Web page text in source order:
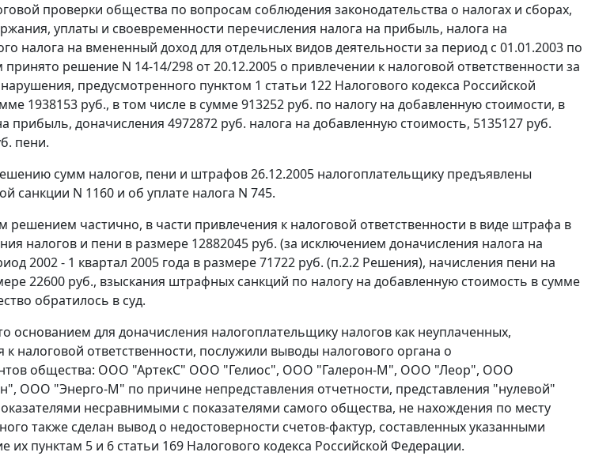
проверки общества по вопросам соблюдения законодательства о налогах и сборах,
уплаты и своевременности перечисления налога на прибыль, налога на
налога на вмененный доход для отдельных видов деятельности за период с 01.01.2003 по
решение N 14-14/298 от 20.12.2005 о привлечении к налоговой ответственности за
предусмотренного пунктом 1 статьи 122 Налогового кодекса Российской
1938153 руб., в том числе в сумме 913252 руб. по налогу на добавленную стоимости, в
прибыль, доначисления 4972872 руб. налога на добавленную стоимость, 5135127 руб.
пени.
сумм налогов, пени и штрафов 26.12.2005 налогоплательщику предъявлены
санкции N 1160 и об уплате налога N 745.
решением частично, в части привлечения к налоговой ответственности в виде штрафа в
налогов и пени в размере 12882045 руб. (за исключением доначисления налога на
2002 - 1 квартал 2005 года в размере 71722 руб. (п.2.2 Решения), начисления пени на
22600 руб., взыскания штрафных санкций по налогу на добавленную стоимость в сумме
обратилось в суд.
основанием для доначисления налогоплательщику налогов как неуплаченных,
налоговой ответственности, послужили выводы налогового органа о
общества: ООО "АртекС" ООО "Гелиос", ООО "Галерон-М", ООО "Леор", ООО
ООО "Энерго-М" по причине непредставления отчетности, представления "нулевой"
несравнимыми с показателями самого общества, не нахождения по месту
также сделан вывод о недостоверности счетов-фактур, составленных указанными
их пунктам 5 и 6 статьи 169 Налогового кодекса Российской Федерации.